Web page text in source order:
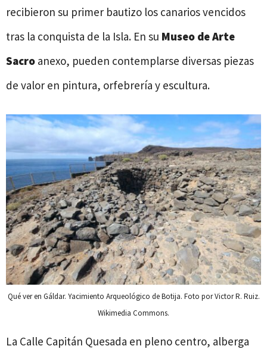
recibieron su primer bautizo los canarios vencidos
tras la conquista de la Isla. En su Museo de Arte
Sacro anexo, pueden contemplarse diversas piezas
de valor en pintura, orfebrería y escultura.
Qué ver en Gáldar. Yacimiento Arqueológico de Botija. Foto por Victor R. Ruiz.
Wikimedia Commons.
La Calle Capitán Quesada en pleno centro, alberga